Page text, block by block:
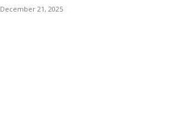
December 21, 2025